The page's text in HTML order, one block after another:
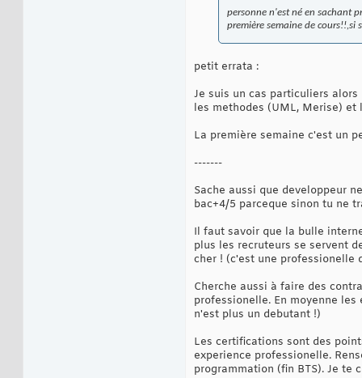
personne n'est né en sachant
première semaine de cours!!,si
petit errata :
Je suis un cas particuliers
les methodes (UML, Merise) et
La première semaine c'est un
-------
Sache aussi que developpeur
bac+4/5 parceque sinon tu ne
Il faut savoir que la bulle
plus les recruteurs se servent
cher ! (c'est une professionelle
Cherche aussi à faire des
professionelle. En moyenne
n'est plus un debutant !)
Les certifications sont des
experience professionelle.
programmation (fin BTS). Je te